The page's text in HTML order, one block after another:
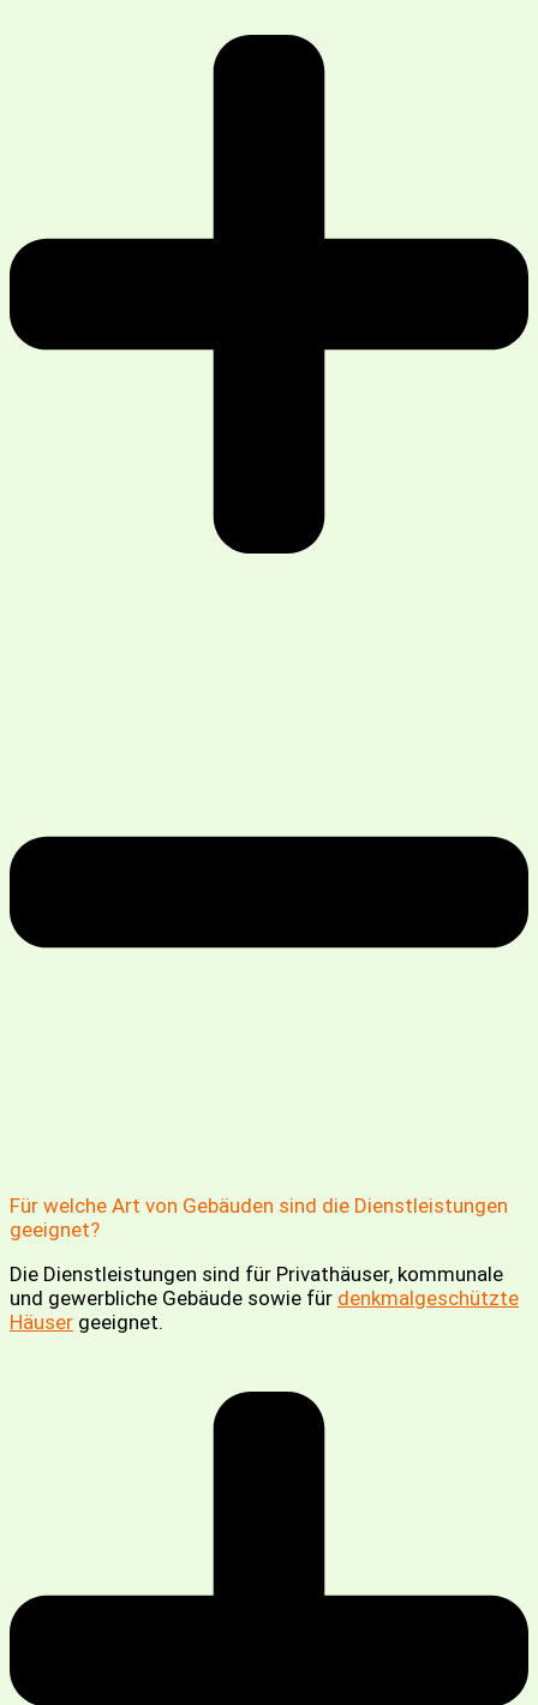
Für welche Art von Gebäuden sind die Dienstleistungen
geeignet?
Die Dienstleistungen sind für Privathäuser, kommunale
und gewerbliche Gebäude sowie für denkmalgeschützte
Häuser geeignet.